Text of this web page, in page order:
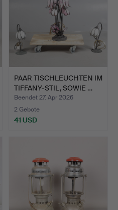
PAAR TISCHLEUCHTEN IM
TIFFANY-STIL, SOWIE …
Beendet 27. Apr 2026
2 Gebote
41 USD